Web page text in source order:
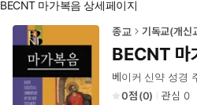
홈
로
이
BECNT 마가복음 상세페이지
종교 기독교(개신
BECNT 마
베이커 신약 성경
0
(0) 관심 0